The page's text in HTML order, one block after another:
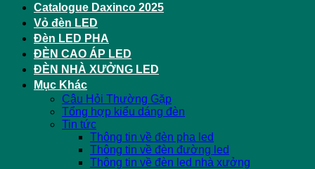
Catalogue Daxinco 2025
Vỏ đèn LED
Đèn LED PHA
ĐÈN CAO ÁP LED
ĐÈN NHÀ XƯỞNG LED
Mục Khác
Câu Hỏi Thường Gặp
Tổng hợp kiểu dáng đèn
Tin tức
Thông tin về đèn pha led
Thông tin về đèn đường led
Thông tin về đèn led nhà xưởng